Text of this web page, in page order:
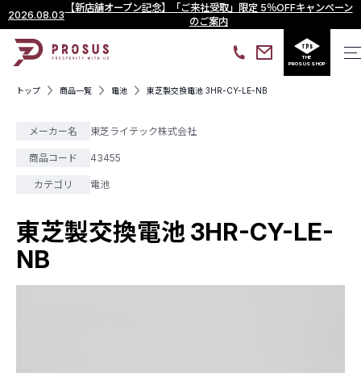
2026.08.03
【新店舗オープン記念】「ご来社受取」限定 5％OFFキャンペーン
のご案内
THE
PROSUS SHOP
トップ 商品一覧 電池 東芝製交換電池 3HR-CY-LE-NB
メーカー名 東芝ライテック株式会社
商品コード 43455
カテゴリ 電池
東芝製交換電池 3HR-CY-LE-
NB